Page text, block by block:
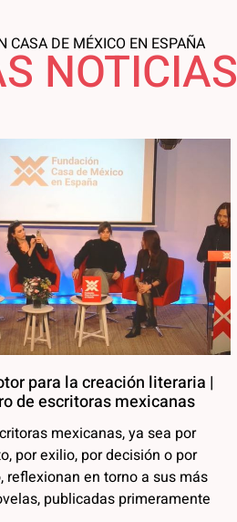
CASA DE MÉXICO EN ESPAÑA
NOTICIAS
para la creación literaria |
de escritoras mexicanas
mexicanas, ya sea por
por exilio, por decisión o por
reflexionan en torno a sus más
publicadas primeramente